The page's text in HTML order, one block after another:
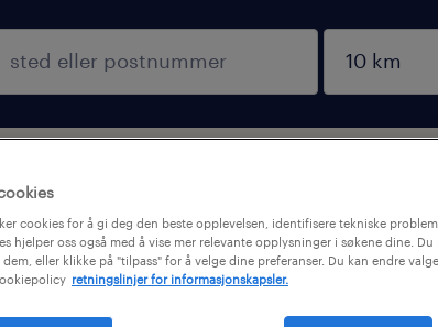
cookies for å gi deg den beste opplevelsen, identifisere tekniske
hjelper oss også med å vise mer relevante opplysninger i søkene dine. Du
dem, eller klikke på "tilpass" for å velge dine preferanser. Du kan endre
retningslinjer for informasjonskapsler.